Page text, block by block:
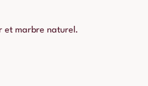
et marbre naturel.